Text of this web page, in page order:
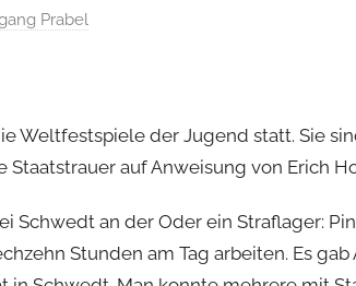
Prabel
Weltfestspiele der Jugend statt. Sie
auf Anweisung von Erich
Schwedt an der Oder ein Straflager:
Stunden am Tag arbeiten. Es